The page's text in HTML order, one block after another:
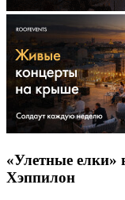
«Улетные елки»
Хэппилон